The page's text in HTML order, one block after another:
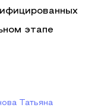
этапе
Татьяна